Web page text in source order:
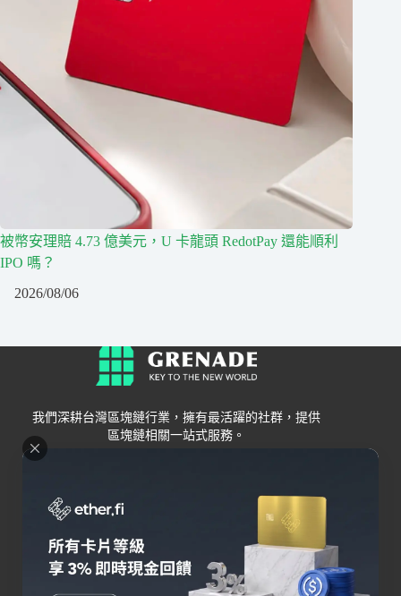
被幣安理賠 4.73 億美元，U 卡龍頭 RedotPay 還能順利
IPO 嗎？
2026/08/06
我們深耕台灣區塊鏈行業，擁有最活躍的社群，提供
區塊鏈相關一站式服務。
Grenade
關於我們
聯絡我們
錢包
交易所
Bybit
OKX